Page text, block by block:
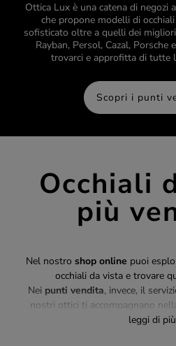
Ottica Lux è una catena di negozi
che propone modelli di
sofisticato oltre a quelli dei
Rayban, Persol, Cazal,
trovarci e approfitta di tutte
Scopri i punti
Occhiali
più
Nel nostro shop online puoi
occhiali da vista e trovare
Nei punti vendita, invece, il
nostri ottici ti accompagnano
montatura, partendo da un’analisi
leggi di più